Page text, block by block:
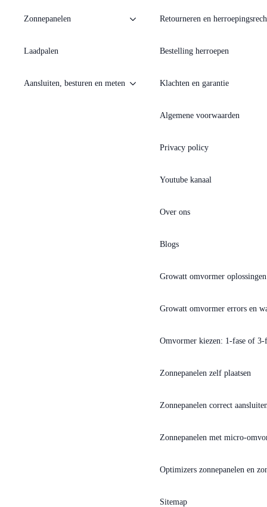
Zonnepanelen
Laadpalen
Aansluiten, besturen en meten
Retourneren en
Bestelling herroepen
Klachten en garantie
Algemene voorwaarden
Privacy policy
Youtube kanaal
Over ons
Blogs
Growatt omvormer oplossingen
Growatt omvormer errors en
Omvormer kiezen: 1-fase of 3-
Zonnepanelen zelf plaatsen
Zonnepanelen correct
Zonnepanelen met micro-
Optimizers zonnepanelen en
Sitemap